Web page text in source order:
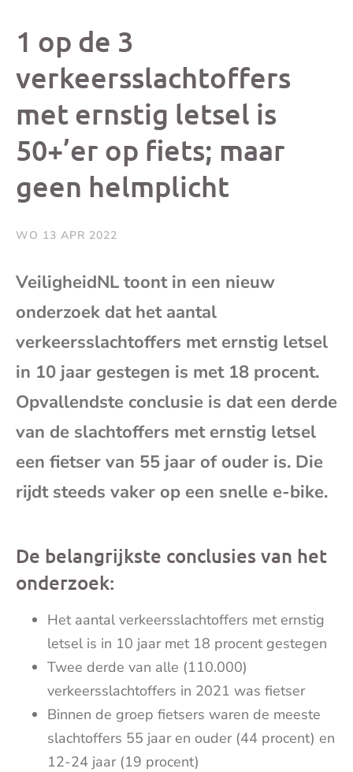
bericht
op
Facebook
op
X
1 op de 3
verkeersslachtoffers
met ernstig letsel is
50+’er op fiets; maar
geen helmplicht
WO 13 APR 2022
VeiligheidNL toont in een nieuw
onderzoek dat het aantal
verkeersslachtoffers met ernstig letsel
in 10 jaar gestegen is met 18 procent.
Opvallendste conclusie is dat een derde
van de slachtoffers met ernstig letsel
een fietser van 55 jaar of ouder is. Die
rijdt steeds vaker op een snelle e-bike.
De belangrijkste conclusies van het
onderzoek:
Het aantal verkeersslachtoffers met ernstig
letsel is in 10 jaar met 18 procent gestegen
Twee derde van alle (110.000)
verkeersslachtoffers in 2021 was fietser
Binnen de groep fietsers waren de meeste
slachtoffers 55 jaar en ouder (44 procent) en
12-24 jaar (19 procent)